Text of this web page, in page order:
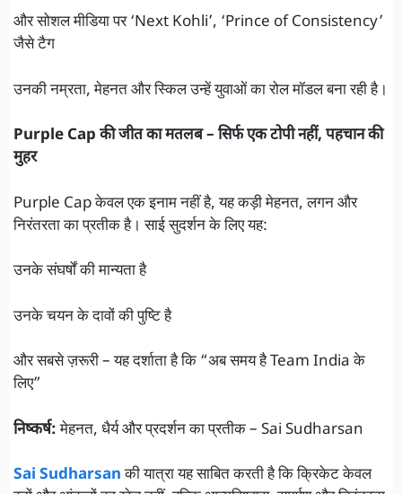
और सोशल मीडिया पर ‘Next Kohli’, ‘Prince of Consistency’
जैसे टैग
उनकी नम्रता, मेहनत और स्किल उन्हें युवाओं का रोल मॉडल बना रही है।
Purple Cap की जीत का मतलब – सिर्फ एक टोपी नहीं, पहचान की
मुहर
Purple Cap केवल एक इनाम नहीं है, यह कड़ी मेहनत, लगन और
निरंतरता का प्रतीक है। साई सुदर्शन के लिए यह:
उनके संघर्षों की मान्यता है
उनके चयन के दावों की पुष्टि है
और सबसे ज़रूरी – यह दर्शाता है कि “अब समय है Team India के
लिए”
निष्कर्ष:मेहनत, धैर्य और प्रदर्शन का प्रतीक – Sai Sudharsan
Sai Sudharsanकी यात्रा यह साबित करती है कि क्रिकेट केवल